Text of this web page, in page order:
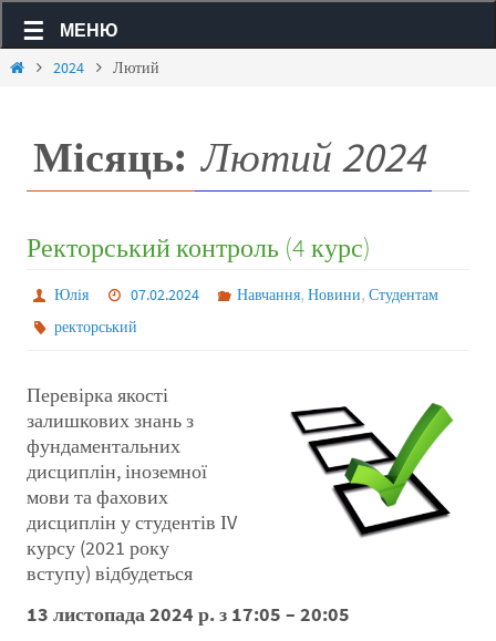
МЕНЮ
2024 Лютий
Місяць: Лютий 2024
Ректорський контроль (4 курс)
Юлія 07.02.2024 Навчання, Новини, Студентам
ректорський
Перевірка якості
залишкових знань з
фундаментальних
дисциплін, іноземної
мови та фахових
дисциплін у студентів ІV
курсу (2021 року
вступу) відбудеться
13 листопада 2024 р. з 17:05 – 20:05